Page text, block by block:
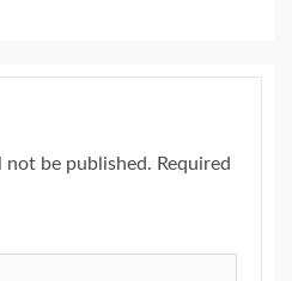
not be published. Required